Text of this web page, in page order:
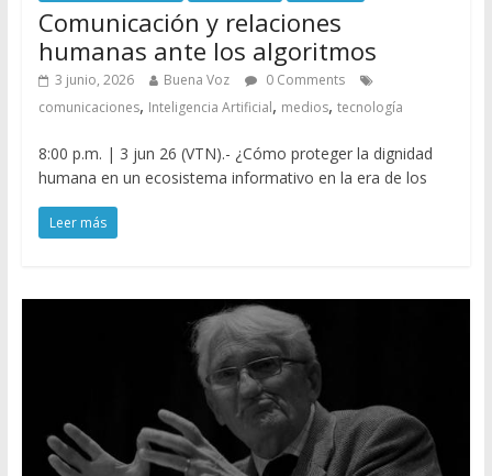
Comunicación y relaciones
humanas ante los algoritmos
3 junio, 2026 Buena Voz
0 Comments
comunicaciones, Inteligencia Artificial, medios, tecnología
8:00 p.m. | 3 jun 26 (VTN).- ¿Cómo proteger la dignidad
humana en un ecosistema informativo en la era de los
Leer más